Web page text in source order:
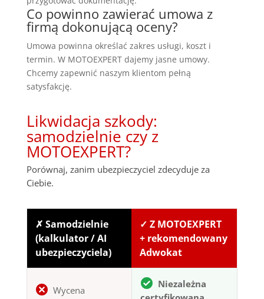
Co powinno zawierać umowa z
firmą dokonującą oceny?
Umowa powinna określać zakres usługi, koszt i
termin. W MOTOEXPERT dajemy jasne umowy.
Chcemy zapewnić naszym klientom pełną
satysfakcję.
Likwidacja szkody:
samodzielnie czy z
MOTOEXPERT?
Porównaj, zanim ubezpieczyciel zdecyduje za
Ciebie.
✗ Samodzielnie
(kalkulator / AI
ubezpieczyciela)
✓ Z MOTOEXPERT
+ rekomendowany
Adwokat
Wycena
Niezależna